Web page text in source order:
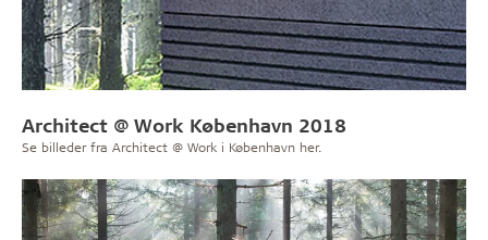
Architect @ Work København 2018
Se billeder fra Architect @ Work i København her.